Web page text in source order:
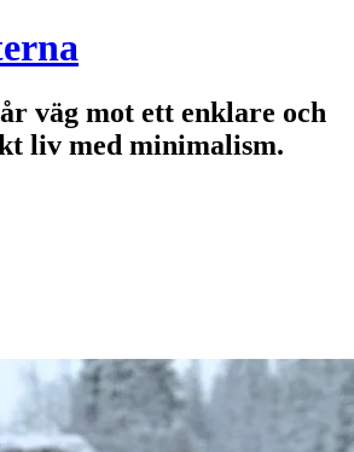
väg mot ett enklare och
liv med minimalism.